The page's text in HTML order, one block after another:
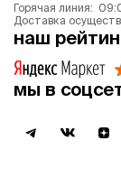
Горячая линия:
Доставка
наш
мы в